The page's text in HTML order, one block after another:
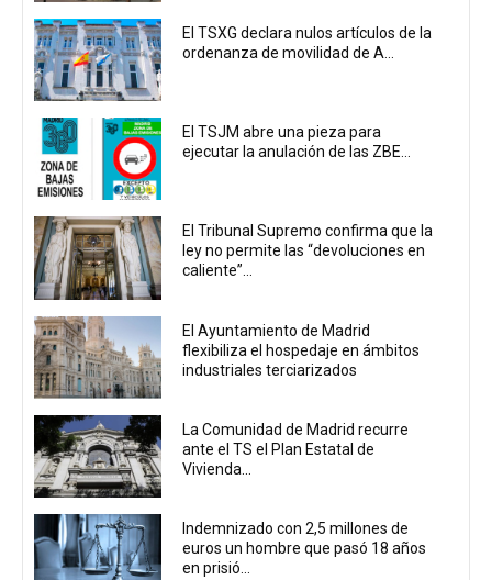
El TSXG declara nulos artículos de la
ordenanza de movilidad de A...
El TSJM abre una pieza para
ejecutar la anulación de las ZBE...
El Tribunal Supremo confirma que la
ley no permite las “devoluciones en
caliente”...
El Ayuntamiento de Madrid
flexibiliza el hospedaje en ámbitos
industriales terciarizados
La Comunidad de Madrid recurre
ante el TS el Plan Estatal de
Vivienda...
Indemnizado con 2,5 millones de
euros un hombre que pasó 18 años
en prisió...